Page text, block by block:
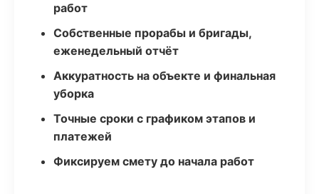
работ
Собственные прорабы и бригады,
еженедельный отчёт
Аккуратность на объекте и финальная
уборка
Точные сроки с графиком этапов и
платежей
Фиксируем смету до начала работ